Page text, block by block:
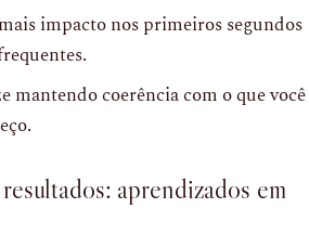
impacto nos primeiros segundos
mantendo coerência com o que você
aprendizados em